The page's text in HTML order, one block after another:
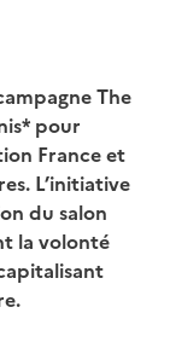
The
pour
France et
L’initiative
du salon
la volonté